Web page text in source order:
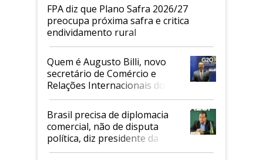
FPA diz que Plano Safra 2026/27
preocupa próxima safra e critica
endividamento rural
Quem é Augusto Billi, novo
secretário de Comércio e
Relações Internacionais do
Mapa
Brasil precisa de diplomacia
comercial, não de disputa
política, diz presidente da
Faesp